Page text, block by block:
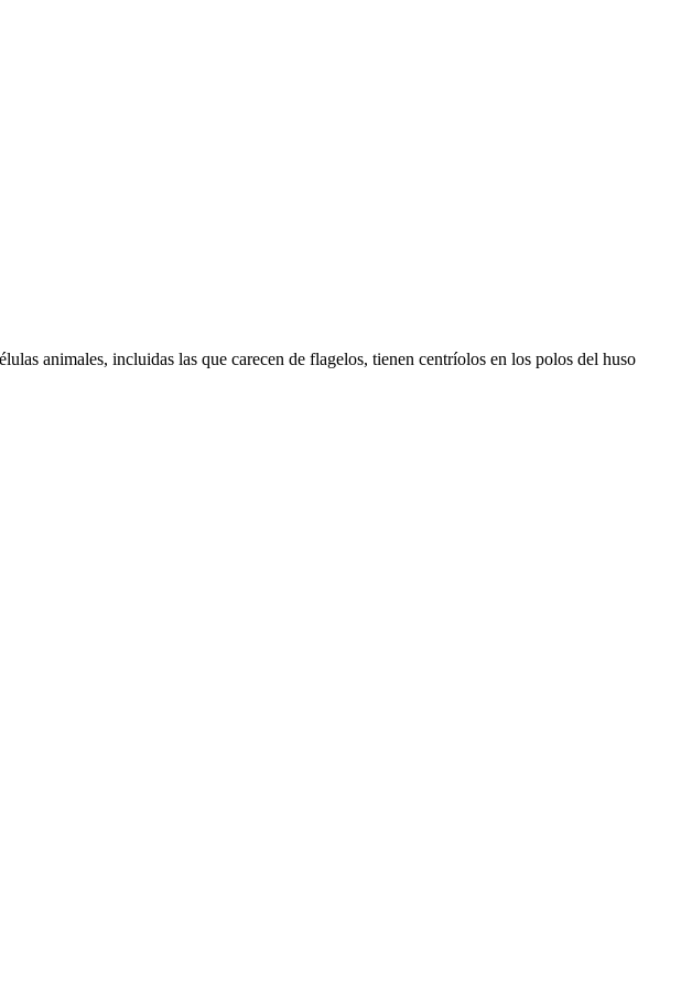
animales, incluidas las que carecen de flagelos, tienen centríolos en los polos del huso